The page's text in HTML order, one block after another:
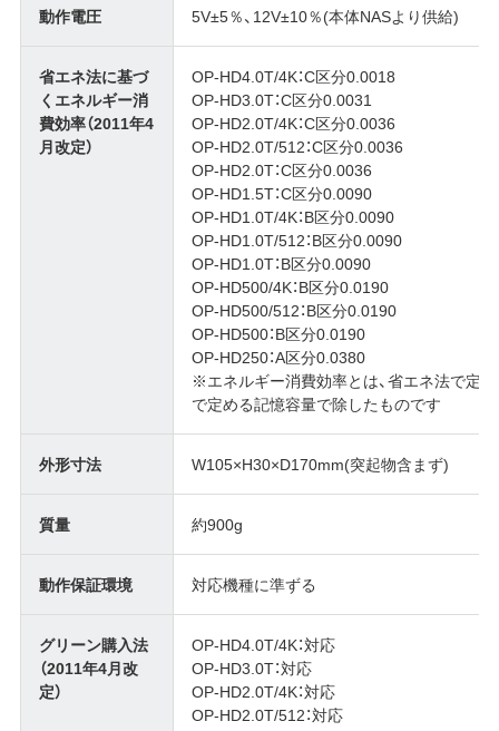
動作電圧 5V±5％、12V±10％(本体NASより供給)
省エネ法に基づ
くエネルギー消
費効率（2011年4
月改定）
OP-HD4.0T/4K：C区分0.0018
OP-HD3.0T：C区分0.0031
OP-HD2.0T/4K：C区分0.0036
OP-HD2.0T/512：C区分0.0036
OP-HD2.0T：C区分0.0036
OP-HD1.5T：C区分0.0090
OP-HD1.0T/4K：B区分0.0090
OP-HD1.0T/512：B区分0.0090
OP-HD1.0T：B区分0.0090
OP-HD500/4K：B区分0.0190
OP-HD500/512：B区分0.0190
OP-HD500：B区分0.0190
OP-HD250：A区分0.0380
※エネルギー消費効率とは、省エネ法で定
で定める記憶容量で除したものです
外形寸法 W105×H30×D170mm(突起物含まず)
質量 約900g
動作保証環境 対応機種に準ずる
グリーン購入法
（2011年4月改
定）
OP-HD4.0T/4K：対応
OP-HD3.0T：対応
OP-HD2.0T/4K：対応
OP-HD2.0T/512：対応